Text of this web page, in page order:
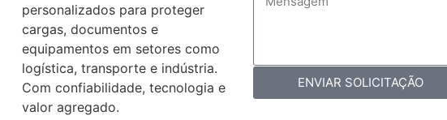
personalizados para proteger
cargas, documentos e
equipamentos em setores como
logística, transporte e indústria.
Com confiabilidade, tecnologia e
valor agregado.
ENVIAR SOLICITAÇÃO